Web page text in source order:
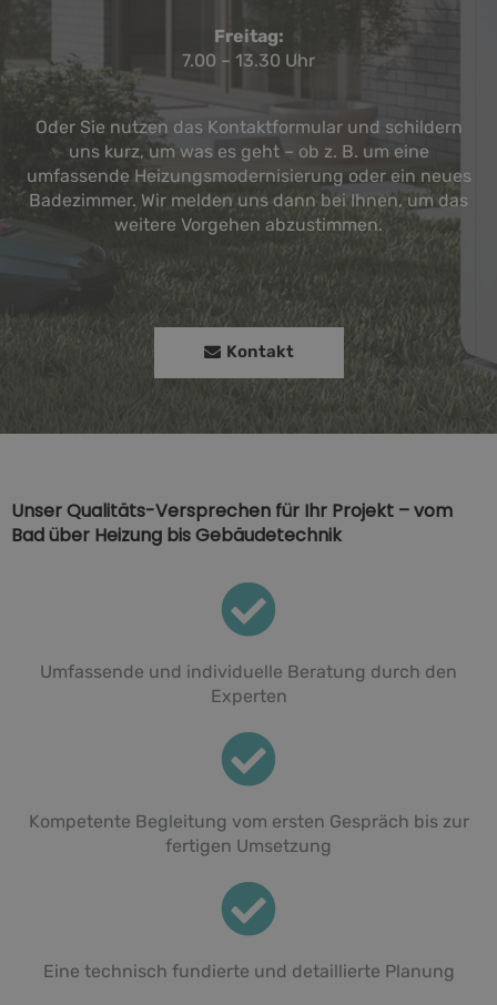
Freitag:
7.00 – 13.30 Uhr
Oder Sie nutzen das Kontaktformular und schildern
uns kurz, um was es geht – ob z. B. um eine
umfassende Heizungsmodernisierung oder ein neues
Badezimmer. Wir melden uns dann bei Ihnen, um das
weitere Vorgehen abzustimmen.
Kontakt
Unser Qualitäts-Versprechen für Ihr Projekt – vom
Bad über Heizung bis Gebäudetechnik
Umfassende und individuelle Beratung durch den
Experten
Kompetente Begleitung vom ersten Gespräch bis zur
fertigen Umsetzung
Eine technisch fundierte und detaillierte Planung